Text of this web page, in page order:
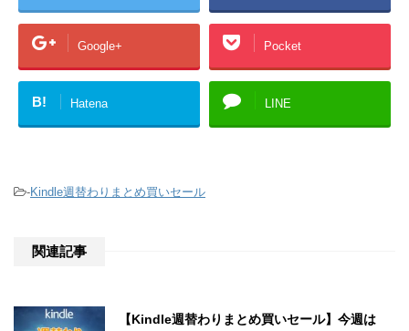
Google+ Pocket
B! Hatena LINE
-Kindle週替わりまとめ買いセール
関連記事
【Kindle週替わりまとめ買いセール】今週は